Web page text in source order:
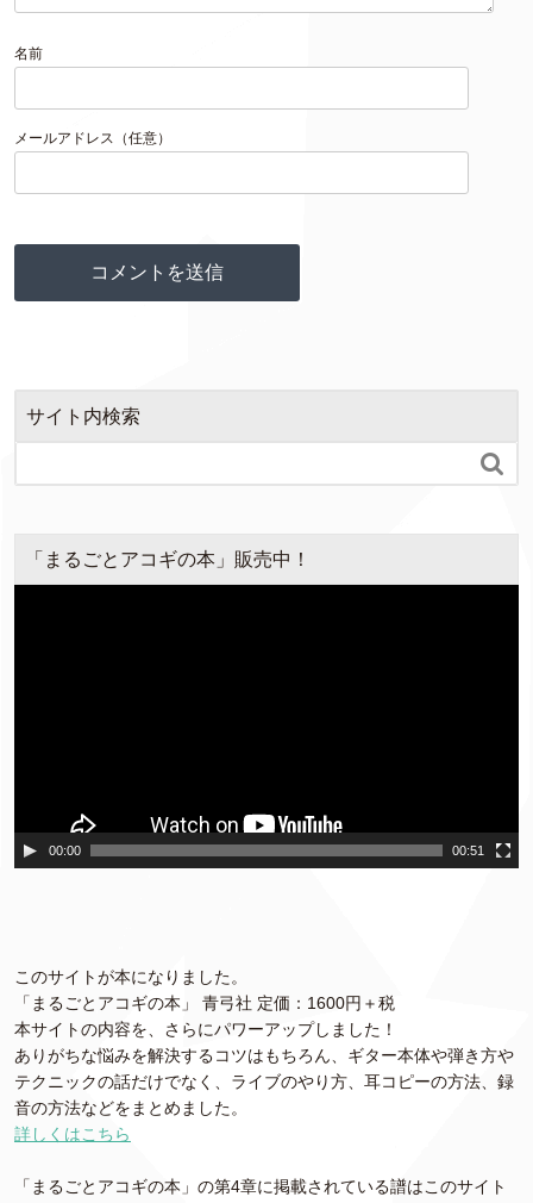
名前
メールアドレス（任意）
サイト内検索

「まるごとアコギの本」販売中！
00:00 00:51
このサイトが本になりました。
「まるごとアコギの本」 青弓社 定価：1600円＋税
本サイトの内容を、さらにパワーアップしました！
ありがちな悩みを解決するコツはもちろん、ギター本体や弾き方や
テクニックの話だけでなく、ライブのやり方、耳コピーの方法、録
音の方法などをまとめました。
詳しくはこちら
「まるごとアコギの本」の第4章に掲載されている譜はこのサイト